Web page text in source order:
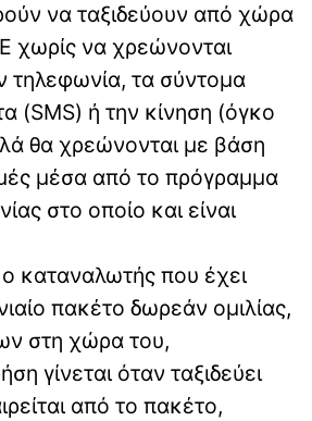
να ταξιδεύουν από χώρα
χωρίς να χρεώνονται
τηλεφωνία, τα σύντομα
(SMS) ή την κίνηση (όγκο
θα χρεώνονται με βάση
μέσα από το πρόγραμμα
στο οποίο και είναι
ο καταναλωτής που έχει
πακέτο δωρεάν ομιλίας,
στη χώρα του,
γίνεται όταν ταξιδεύει
από το πακέτο,